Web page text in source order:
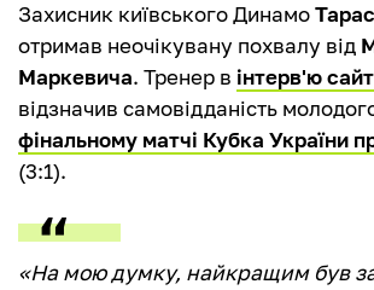
Захисник київського Динамо
отримав неочікувану похвалу від
Маркевича. Тренер в інтерв'ю
відзначив самовідданість
фінальному матчі Кубка України
(3:1).
«На мою думку, найкращим був